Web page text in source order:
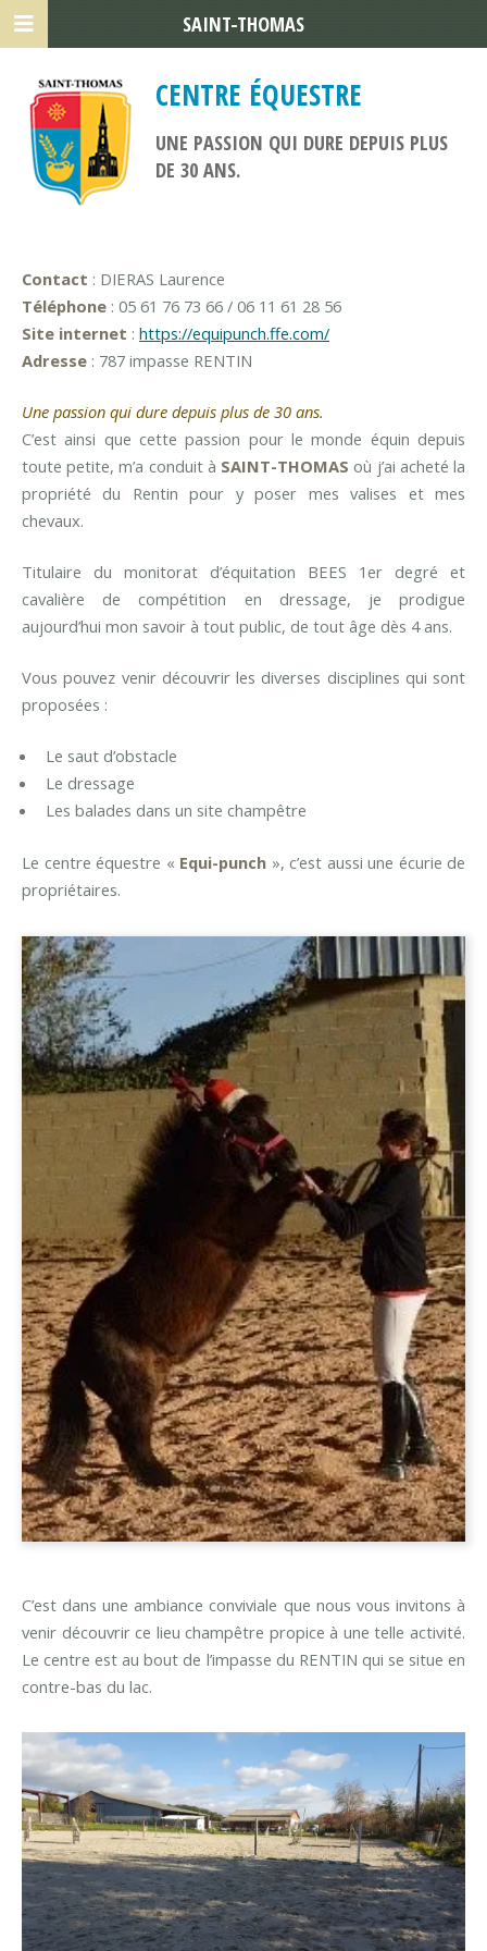
CENTRE ÉQUESTRE
UNE PASSION QUI DURE DEPUIS PLUS
DE 30 ANS.
Contact : DIERAS Laurence
Téléphone : 05 61 76 73 66 / 06 11 61 28 56
Site internet : https://equipunch.ffe.com/
Adresse : 787 impasse RENTIN
Une passion qui dure depuis plus de 30 ans.
C’est ainsi que cette passion pour le monde équin depuis
toute petite, m’a conduit à SAINT-THOMAS où j’ai acheté la
propriété du Rentin pour y poser mes valises et mes
chevaux.
Titulaire du monitorat d’équitation BEES 1er degré et
cavalière de compétition en dressage, je prodigue
aujourd’hui mon savoir à tout public, de tout âge dès 4 ans.
Vous pouvez venir découvrir les diverses disciplines qui sont
proposées :
Le saut d’obstacle
Le dressage
Les balades dans un site champêtre
Le centre équestre « Equi-punch », c’est aussi une écurie de
propriétaires.
C’est dans une ambiance conviviale que nous vous invitons à
venir découvrir ce lieu champêtre propice à une telle activité.
Le centre est au bout de l’impasse du RENTIN qui se situe en
contre-bas du lac.
SAINT-THOMAS